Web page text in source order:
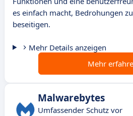
es einfach macht, Bedrohungen
beseitigen.
Mehr Details anzeigen
Mehr
Malwarebytes
Umfassender Schutz vor